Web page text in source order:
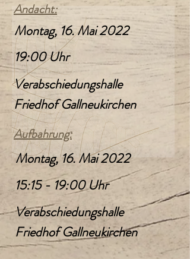
Andacht:
Montag, 16. Mai 2022
19:00 Uhr
Verabschiedungshalle
Friedhof Gallneukirchen
Aufbahrung:
Montag, 16. Mai 2022
15:15 - 19:00 Uhr
Verabschiedungshalle
Friedhof Gallneukirchen